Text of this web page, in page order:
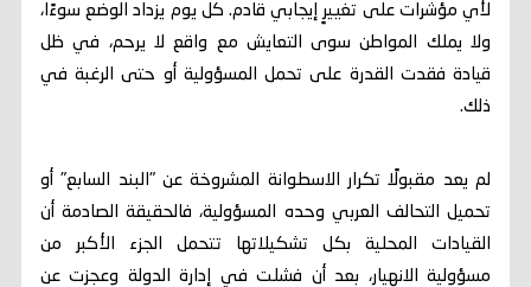
لأي مؤشرات على تغييرٍ إيجابي قادم. كل يوم يزداد الوضع سوءًا،
ولا يملك المواطن سوى التعايش مع واقع لا يرحم، في ظل
قيادة فقدت القدرة على تحمل المسؤولية أو حتى الرغبة في
ذلك.
لم يعد مقبولًا تكرار الاسطوانة المشروخة عن "البند السابع" أو
تحميل التحالف العربي وحده المسؤولية، فالحقيقة الصادمة أن
القيادات المحلية بكل تشكيلاتها تتحمل الجزء الأكبر من
مسؤولية الانهيار، بعد أن فشلت في إدارة الدولة وعجزت عن